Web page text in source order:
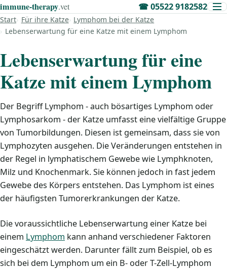
immune‑therapy.vet ☎05522 9182582
Start Für ihre Katze Lymphom bei der Katze
Lebenserwartung für eine Katze mit einem Lymphom
Lebenserwartung für eine
Katze mit einem Lymphom
Der Begriff Lymphom - auch bösartiges Lymphom oder
Lymphosarkom - der Katze umfasst eine vielfältige Gruppe
von Tumorbildungen. Diesen ist gemeinsam, dass sie von
Lymphozyten ausgehen. Die Veränderungen entstehen in
der Regel in lymphatischem Gewebe wie Lymphknoten,
Milz und Knochenmark. Sie können jedoch in fast jedem
Gewebe des Körpers entstehen. Das Lymphom ist eines
der häufigsten Tumorerkrankungen der Katze.
Die voraussichtliche Lebenserwartung einer Katze bei
einem Lymphom kann anhand verschiedener Faktoren
eingeschätzt werden. Darunter fällt zum Beispiel, ob es
sich bei dem Lymphom um ein B- oder T-Zell-Lymphom